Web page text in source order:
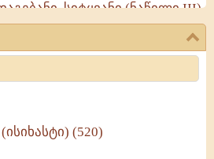
სიტყვანი (ნაწილი III)
სასარგებლო რჩევები
ეპისკოპოსისა - II ტომი
(520)